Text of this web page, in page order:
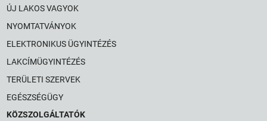
ÚJ LAKOS VAGYOK
NYOMTATVÁNYOK
ELEKTRONIKUS ÜGYINTÉZÉS
LAKCÍMÜGYINTÉZÉS
TERÜLETI SZERVEK
EGÉSZSÉGÜGY
KÖZSZOLGÁLTATÓK